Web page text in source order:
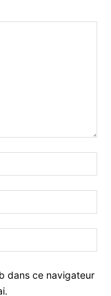
dans ce navigateur